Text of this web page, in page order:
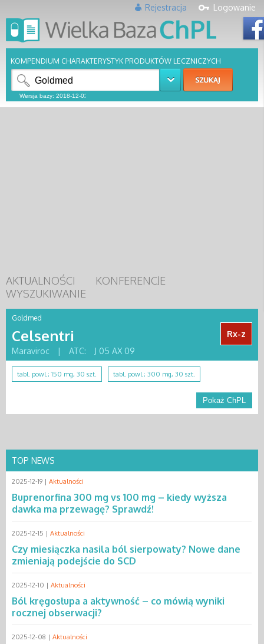
Logowanie
Rejestracja
KOMPENDIUM CHARAKTERYSTYK PRODUKTÓW LECZNICZYCH
AKTUALNOŚCI
KONFERENCJE
WYSZUKIWANIE
Goldmed
Celsentri
Rx-z
Maraviroc
| ATC: J 05 AX 09
tabl. powl.; 150 mg, 30 szt. tabl. powl.; 300 mg, 30 szt.
Pokaż ChPL
TOP NEWS
2025-12-19 | Aktualności
Buprenorfina 300 mg vs 100 mg – kiedy wyższa
dawka ma przewagę? Sprawdź!
2025-12-15 | Aktualności
Czy miesiączka nasila ból sierpowaty? Nowe dane
zmieniają podejście do SCD
2025-12-10 | Aktualności
Ból kręgosłupa a aktywność – co mówią wyniki
rocznej obserwacji?
2025-12-08 | Aktualności